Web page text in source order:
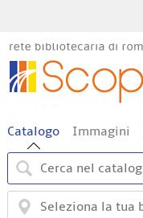
Premi
per
vedere
altri
contesti
Catalogo Immagini
Cerca su "Catalogo"
Biblioteca: